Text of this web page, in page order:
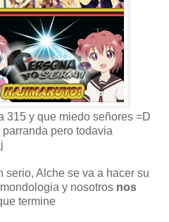
315 y que miedo señores =D
pero todavia
serio, Alche se va a hacer su
y nosotros nos
termine